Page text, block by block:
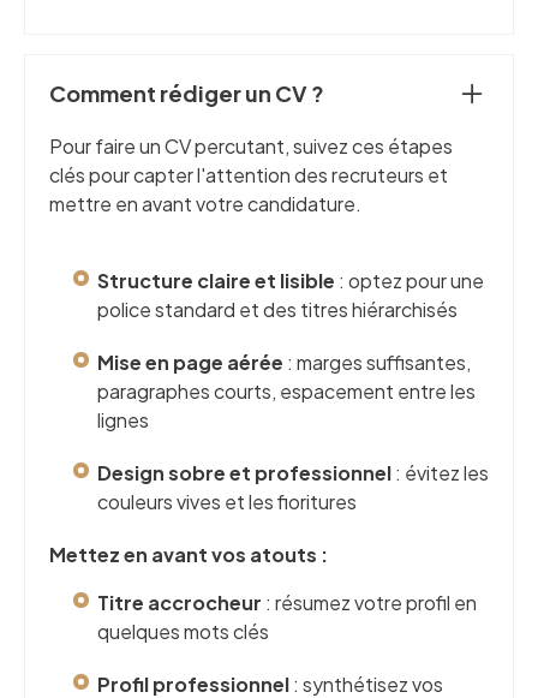
Comment rédiger un CV ?
Pour faire un CV percutant, suivez ces étapes
clés pour capter l'attention des recruteurs et
mettre en avant votre candidature.
Structure claire et lisible : optez pour une
police standard et des titres hiérarchisés
Mise en page aérée : marges suffisantes,
paragraphes courts, espacement entre les
lignes
Design sobre et professionnel: évitez les
couleurs vives et les fioritures
Mettez en avant vos atouts :
Titre accrocheur : résumez votre profil en
quelques mots clés
Profil professionnel: synthétisez vos